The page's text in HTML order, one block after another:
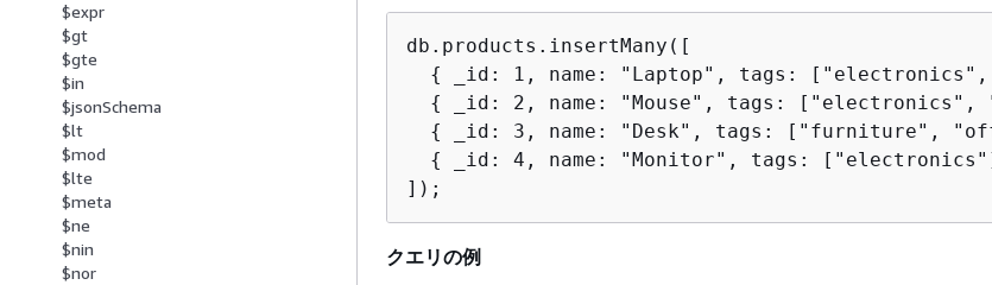
$expr
$gt
$gte
$in
$jsonSchema
$lt
$mod
$lte
$meta
$ne
$nin
$nor
db.products.insertMany([
{
_id: 1, name: "Laptop", tags:
{
_id: 2, name: "Mouse", tags: ["electronics",
{
_id: 3, name: "Desk", tags: ["furniture",
{
_id: 4, name: "Monitor", tags:
]);
クエリの例